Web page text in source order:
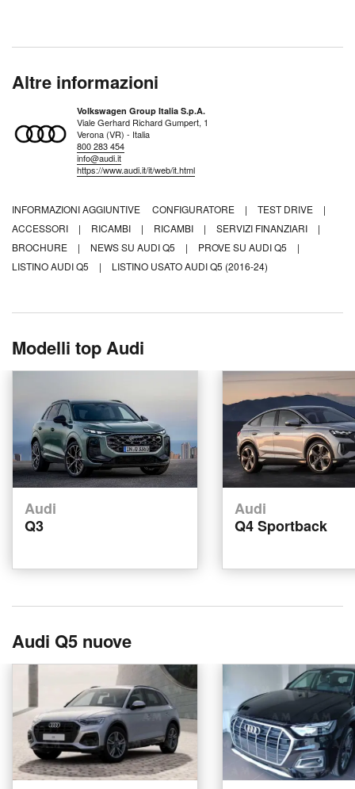
Altre informazioni
Volkswagen Group Italia S.p.A.
Viale Gerhard Richard Gumpert, 1
Verona (VR) - Italia
800 283 454
info@audi.it
https://www.audi.it/it/web/it.html
INFORMAZIONI AGGIUNTIVE CONFIGURATORE | TEST DRIVE
|
ACCESSORI
| RICAMBI | RICAMBI | SERVIZI FINANZIARI
|
BROCHURE
| NEWS SU AUDI Q5 | PROVE SU AUDI Q5
|
LISTINO AUDI Q5
| LISTINO USATO AUDI Q5 (2016-24)
Modelli top Audi
Audi
Q3
Audi
Q4 Sportback
Audi Q5 nuove